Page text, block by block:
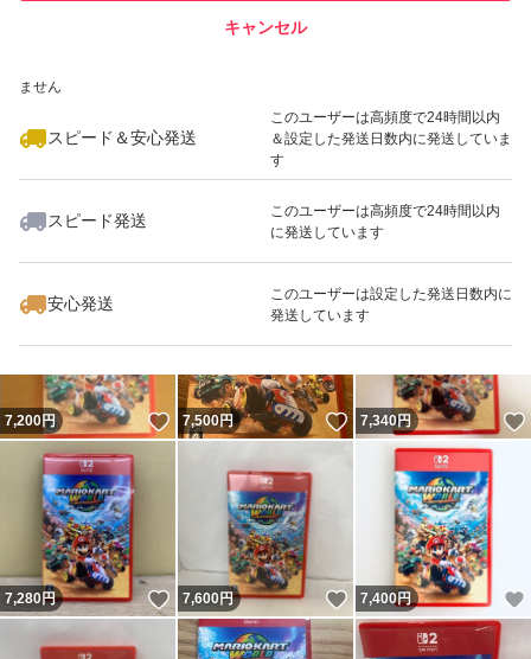
ません
スピード＆安心発送
このユーザーは高頻度で24時間以内
＆設定した発送日数内に発送していま
す
スピード発送
このユーザーは高頻度で24時間以内
に発送しています
安心発送
このユーザーは設定した発送日数内に
発送しています
キャンセル
いいね！
7,300
7,200円 いいね！
7,500円 いいね！
7,340円
7,280円 いいね！
7,600円 いいね！
7,400円